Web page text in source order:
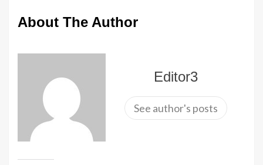
About The Author
Editor3
See author's posts